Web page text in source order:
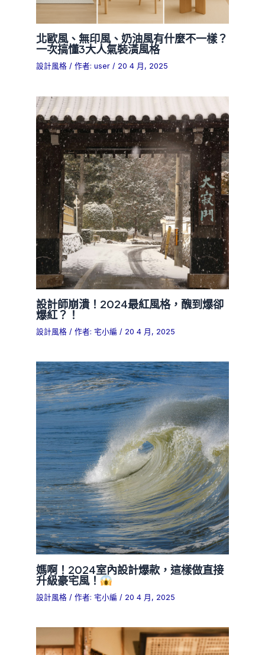
北歐風、無印風、奶油風有什麼不一樣？
一次搞懂3大人氣裝潢風格
設計風格 / 作者:user/ 20 4 月, 2025
設計師崩潰！2024最紅風格，醜到爆卻
爆紅？！
設計風格 / 作者: 宅小編 / 20 4 月, 2025
媽啊！2024室內設計爆款，這樣做直接
升級豪宅風！
設計風格 / 作者: 宅小編 / 20 4 月, 2025